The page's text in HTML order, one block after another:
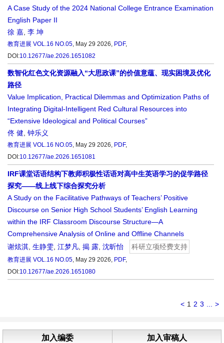
A Case Study of the 2024 National College Entrance Examination
English Paper II
徐 嘉 李 坤
教育进展 VOL.16 NO.05, May 29 2026, PDF,
DOI:10.12677/ae.2026.1651082
数智化红色文化资源融入“大思政课”的价值意蕴、现实困境及优化
路径
Value Implication, Practical Dilemmas and Optimization Paths of
Integrating Digital-Intelligent Red Cultural Resources into
“Extensive Ideological and Political Courses”
佟 健 钟乐义
教育进展 VOL.16 NO.05, May 29 2026, PDF,
DOI:10.12677/ae.2026.1651081
IRF课堂话语结构下教师积极性话语对高中生英语学习的促学路径
探究——线上线下综合探究分析
A Study on the Facilitative Pathways of Teachers’ Positive
Discourse on Senior High School Students’ English Learning
within the IRF Classroom Discourse Structure—A
Comprehensive Analysis of Online and Offline Channels
谢炫淇 生静雯 江梦凡 揭 露 沈昕怡 科研立项经费支持
教育进展 VOL.16 NO.05, May 29 2026, PDF,
DOI:10.12677/ae.2026.1651080
< 1 2 3 >
加入编委 加入审稿人